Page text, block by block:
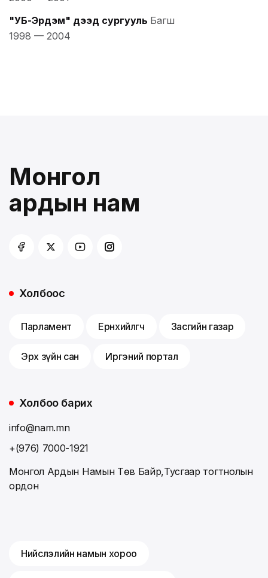
"УБ-Эрдэм" дээд сургууль Багш
1998 — 2004
Монгол
ардын нам
Холбоос
Парламент Ерөнхийлөгч Засгийн газар
Эрх зүйн сан Иргэний портал
Холбоо барих
info@nam.mn
+(976) 7000-1921
Монгол Ардын Намын Төв Байр,Тусгаар тогтнолын
ордон
Нийслэлийн намын хороо